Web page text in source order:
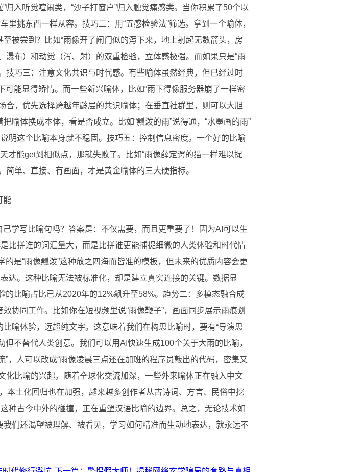
归入听觉喧闹类，“沙子打窗户”归入触觉痛感类。当你积累了50个以
里挑东西一样从容。技巧二：用“五感检验法”筛选。拿到一个喻体，
被尝到？比如“雨像开了闸门似的泻下来，地上射起无数箭头，房
布）和动觉（泻、射）的双重检验，立体感极强。而如果只是“雨
技巧三：注意文化共识与时代感。有些喻体虽然经典，但已经过时
可能显得矫情。而一些新兴喻体，比如“雨下得像服务器崩了一样密
合，优先选择跨越年龄层的共识喻体；在垂直社群里，则可以大胆
喻体换成本体，看是否成立。比如“瓢泼的雨”说得通，“水墨画的雨”
明这个比喻本身就不稳固。技巧五：控制信息密度。一个好的比喻
才能get到相似点，那就失败了。比如“雨像薛定谔的猫一样难以捉
单、直接、有画面，才是黄金喻体的三大硬指标。
能
学写比喻句吗？答案是：不仅需要，而且更重要了！因为AI可以生
比拼谁的词汇量大，而是比拼谁更能捕捉细微的人类体验和时代情
的是“雨像瓢泼”这种放之四海而皆准的模板，但未来的优质内容会更
达。这种比喻无法被标准化，却是建立真实连接的关键。数据显
比喻占比已从2020年的12%飙升至58%。趋势二：多模态融合成
协同工作。比如你在短视频里说“雨像鞭子”，画面同步展示雨痕划
喻体验，远超纯文字。这意味着我们在构思比喻时，要有“导演思
不替代人类创意。我们可以用AI快速生成100个关于大雨的比喻，
，人可以改成“雨像凌晨三点还在加班的程序员敲出的代码，密集又
化比喻的兴起。随着全球化交流加深，一些外来喻体正在融入中文
本土化回归也在加强，越来越多创作者从古诗词、方言、民俗中挖
种古今中外的碰撞，正在重塑汉语比喻的边界。总之，无论技术如
们还渴望被理解、被看见，学习如何精准而生动地表达，就永远不